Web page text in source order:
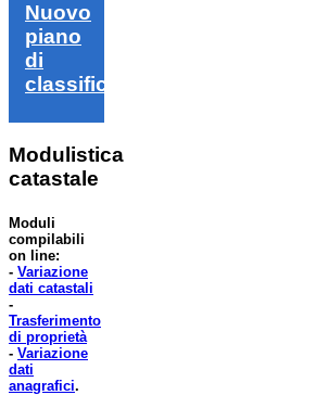
Nuovo
piano
di
classifica
Modulistica
catastale
Moduli
compilabili
on line:
- Variazione
dati catastali
-
Trasferimento
di proprietà
- Variazione
dati
anagrafici.